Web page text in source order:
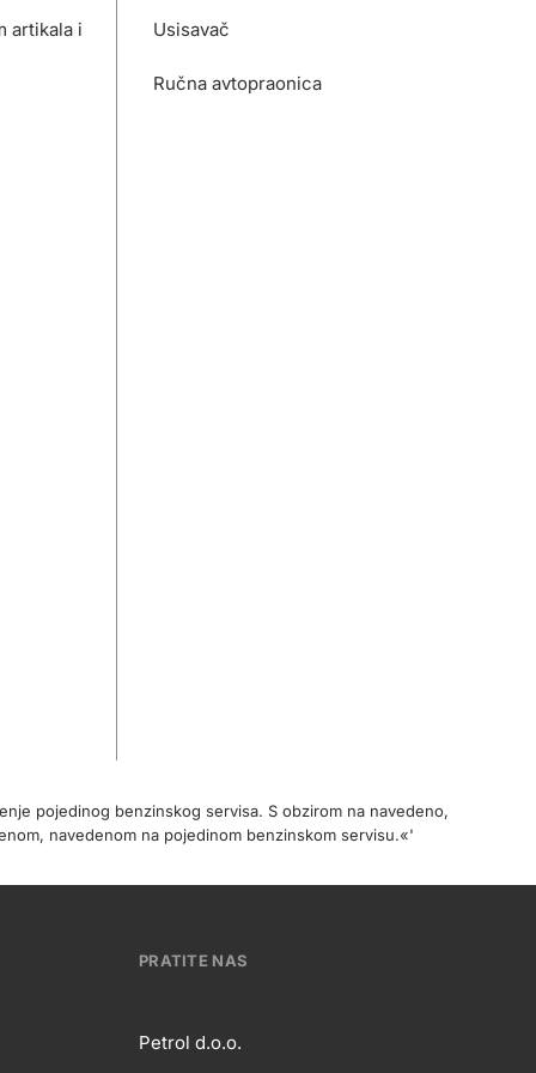
artikala i Usisavač
Ručna avtopraonica
pojedinog benzinskog servisa. S obzirom na navedeno,
navedenom na pojedinom benzinskom servisu.«'
PRATITE NAS
Petrol d.o.o.